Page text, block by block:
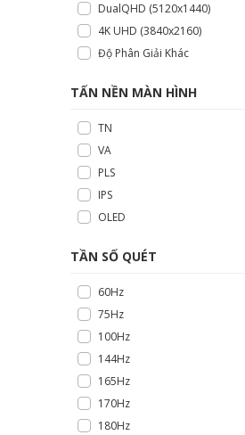
DualQHD (5120x1440)
4K UHD (3840x2160)
Độ Phân Giải Khác
TẤN NỀN MÀN HÌNH
TN
VA
PLS
IPS
OLED
TẦN SỐ QUÉT
60Hz
75Hz
100Hz
144Hz
165Hz
170Hz
180Hz